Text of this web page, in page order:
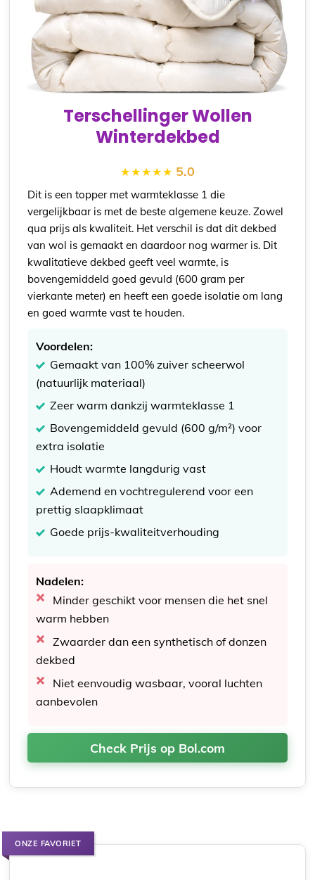
Terschellinger Wollen
Winterdekbed
5.0
Dit is een topper met warmteklasse 1 die
vergelijkbaar is met de beste algemene keuze. Zowel
qua prijs als kwaliteit. Het verschil is dat dit dekbed
van wol is gemaakt en daardoor nog warmer is. Dit
kwalitatieve dekbed geeft veel warmte, is
bovengemiddeld goed gevuld (600 gram per
vierkante meter) en heeft een goede isolatie om lang
en goed warmte vast te houden.
Voordelen:
Gemaakt van 100% zuiver scheerwol
(natuurlijk materiaal)
Zeer warm dankzij warmteklasse 1
Bovengemiddeld gevuld (600 g/m²) voor
extra isolatie
Houdt warmte langdurig vast
Ademend en vochtregulerend voor een
prettig slaapklimaat
Goede prijs-kwaliteitverhouding
Nadelen:
Minder geschikt voor mensen die het snel
warm hebben
Zwaarder dan een synthetisch of donzen
dekbed
Niet eenvoudig wasbaar, vooral luchten
aanbevolen
Check Prijs op Bol.com
ONZE FAVORIET